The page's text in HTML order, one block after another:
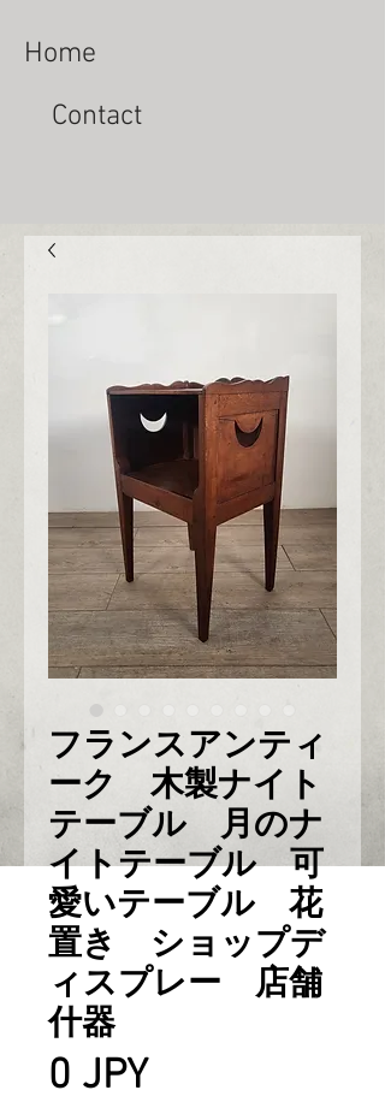
Home
Contact
フランスアンティ
ーク 木製ナイト
テーブル 月のナ
イトテーブル 可
愛いテーブル 花
置き ショップデ
ィスプレー 店舗
什器
0 JPYPrix